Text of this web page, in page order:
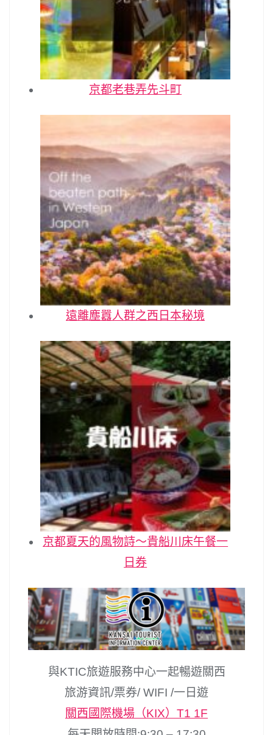
京都老巷弄先斗町
遠離塵囂人群之西日本秘境
京都夏天的風物詩～貴船川床午餐一
日券
與KTIC旅遊服務中心一起暢遊關西
旅游資訊/票券/ WIFI /一日遊
關西國際機場（KIX）T1 1F